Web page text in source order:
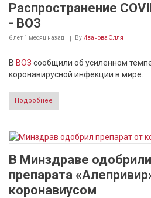
Распространение
- ВОЗ
6 лет 1 месяц назад By Иванова Элля
В ВОЗ сообщили об усиленном
коронавирусной инфекции в мире.
Подробнее
В Минздраве
препарата
коронавиусом